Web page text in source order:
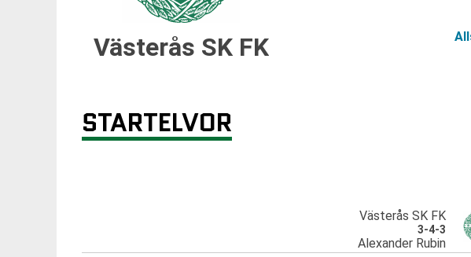
Västerås SK FK
STARTELVOR
Västerås SK FK
3-4-3
Alexander Rubin